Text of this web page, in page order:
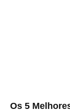
Os 5